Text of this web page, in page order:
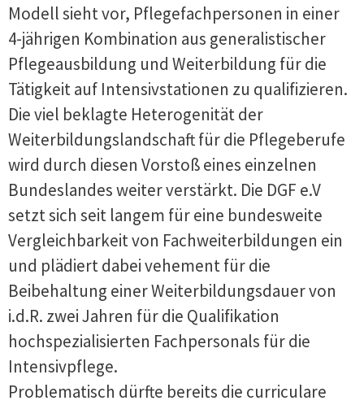
Modell sieht vor, Pflegefachpersonen in einer
4-jährigen Kombination aus generalistischer
Pflegeausbildung und Weiterbildung für die
Tätigkeit auf Intensivstationen zu qualifizieren.
Die viel beklagte Heterogenität der
Weiterbildungslandschaft für die Pflegeberufe
wird durch diesen Vorstoß eines einzelnen
Bundeslandes weiter verstärkt. Die DGF e.V
setzt sich seit langem für eine bundesweite
Vergleichbarkeit von Fachweiterbildungen ein
und plädiert dabei vehement für die
Beibehaltung einer Weiterbildungsdauer von
i.d.R. zwei Jahren für die Qualifikation
hochspezialisierten Fachpersonals für die
Intensivpflege.
Problematisch dürfte bereits die curriculare